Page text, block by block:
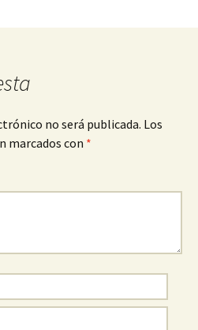
no será publicada. Los
marcados con *